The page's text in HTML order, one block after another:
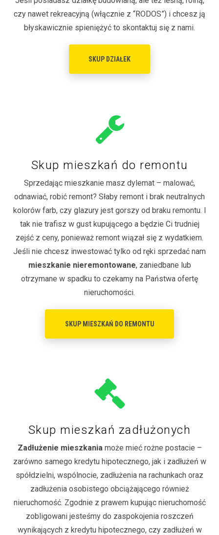
czy nawet rekreacyjną (włącznie z “RODOS”) i chcesz ją
błyskawicznie spieniężyć to skontaktuj się z nami.
SKUP DZIAŁEK
Skup mieszkań do remontu
Sprzedając mieszkanie masz dylemat – malować,
odnawiać, robić remont? Słaby remont i brak neutralnych
kolorów farb, czy glazury jest gorszy od braku remontu. I
tak nie trafisz w gust kupującego a będzie Ci trudniej
zejść z ceny, ponieważ remont wiązał się z wydatkiem.
Jeśli nie chcesz inwestować tylko od ręki sprzedać nam
mieszkanie nieremontowane, zaniedbane lub
otrzymane w spadku to czekamy na Państwa ofertę
nieruchomości.
SKUP MIESZKAŃ DO REMONTU
Skup mieszkań zadłużonych
Zadłużenie mieszkania może mieć rożne postacie –
zarówno samego kredytu hipotecznego, jak i zadłużeń w
spółdzielni, wspólnocie, zadłużenia na rachunkach oraz
zadłużenia osobistego obciążającego również
nieruchomość. Zgodnie z prawem kupując nieruchomość
zobligowani jesteśmy do zaspokojenia roszczeń
wynikających z kredytu hipotecznego, czy zadłużeń w